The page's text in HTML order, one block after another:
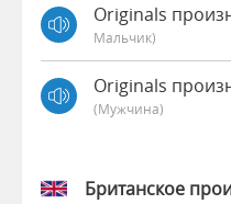
Originals
Мальчик)
Originals
(мужчина)
Британское